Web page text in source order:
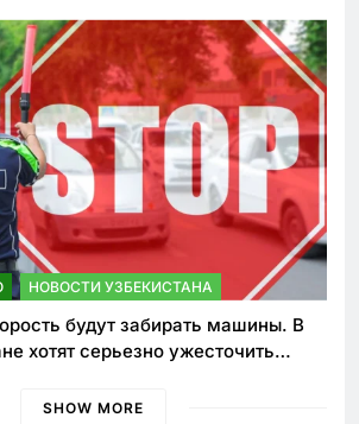
НОВОСТИ УЗБЕКИСТАНА
будут забирать машины. В
хотят серьезно ужесточить
SHOW MORE